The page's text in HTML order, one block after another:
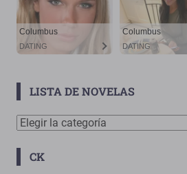
LISTA DE NOVELAS
Lista
Novelas
CK